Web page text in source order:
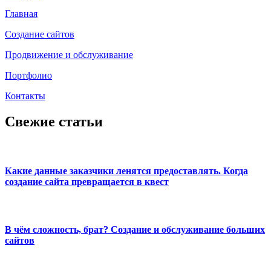
Главная
Создание сайтов
Продвижение и обслуживание
Портфолио
Контакты
Свежие статьи
Какие данные заказчики ленятся предоставлять. Когда
создание сайта превращается в квест
В чём сложность, брат? Создание и обслуживание больших
сайтов